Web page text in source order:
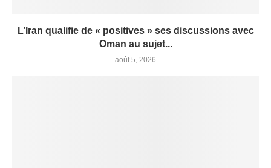
L’Iran qualifie de « positives » ses discussions avec
Oman au sujet...
août 5, 2026